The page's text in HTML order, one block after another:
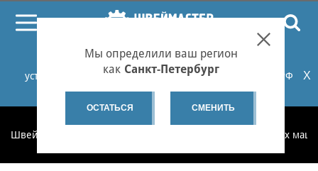
При проблемах с онлайн-оплатой заказов на сайте
установите российские сертификаты НУЦ Минцифры РФ
или используйте Яндекс.Браузер.Подробнее...
X
Мы определили ваш регион
как Санкт-Петербург
ОСТАТЬСЯ СМЕНИТЬ
Швеймастер Запчасти для бытовых швейных